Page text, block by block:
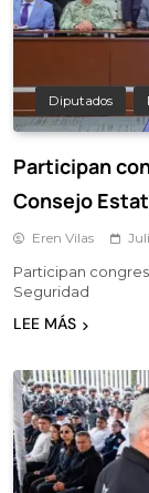
Diputados
Participan
Consejo
Eren Vilas
Participan
Seguridad
LEE MÁS